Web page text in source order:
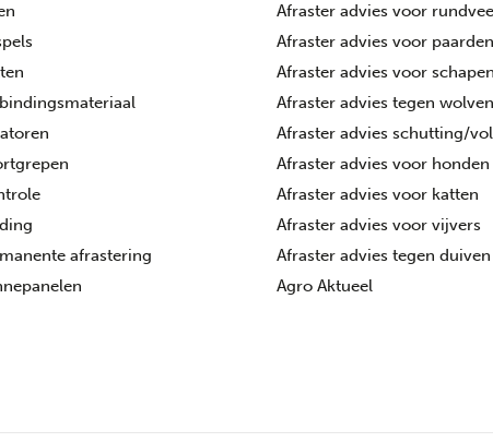
afrastering
Afraster advies voor rundvee
Afraster advies voor paarden
Afraster advies voor schapen
Afraster advies tegen wolven
Afraster advies schutting/
Afraster advies voor honden
Afraster advies voor katten
Afraster advies voor vijvers
Afraster advies tegen duiven
Agro Aktueel